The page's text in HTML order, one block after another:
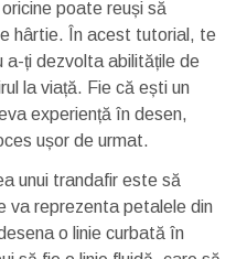
poate reuși să
hârtie. În acest tutorial, te
a-ți dezvolta abilitățile de
la viață. Fie că ești un
experiență în desen,
ușor de urmat.
unui trandafir este să
va reprezenta petalele din
o linie curbată în